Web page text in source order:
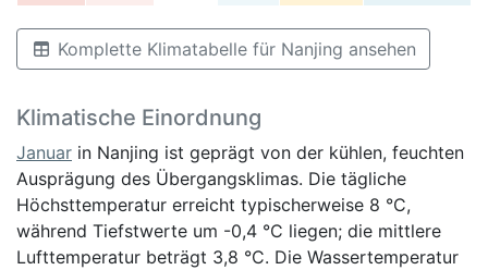
Komplette Klimatabelle für Nanjing ansehen
Klimatische Einordnung
Januar in Nanjing ist geprägt von der kühlen, feuchten
Ausprägung des Übergangsklimas. Die tägliche
Höchsttemperatur erreicht typischerweise 8 °C,
während Tiefstwerte um -0,4 °C liegen; die mittlere
Lufttemperatur beträgt 3,8 °C. Die Wassertemperatur